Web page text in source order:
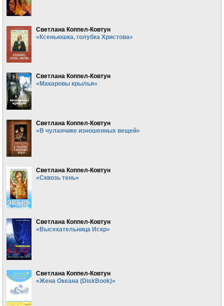
Светлана Коппел-Ковтун
«Ксеньюшка, голубка Христова»
Светлана Коппел-Ковтун
«Макаровы крылья»
Светлана Коппел-Ковтун
«В чуланчике изношенных вещей»
Светлана Коппел-Ковтун
«Сквозь тень»
Светлана Коппел-Ковтун
«Высекательница Искр»
Светлана Коппел-Ковтун
«Жена Океана (DiskBook)»